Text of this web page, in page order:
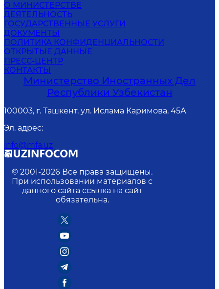
О МИНИСТЕРСТВЕ
ДЕЯТЕЛЬНОСТЬ
ГОСУДАРСТВЕННЫЕ УСЛУГИ
ДОКУМЕНТЫ
ПОЛИТИКА КОНФИДЕНЦИАЛЬНОСТИ
ОТКРЫТЫЕ ДАННЫЕ
ПРЕСС-ЦЕНТР
КОНТАКТЫ
Министерство Иностранных Дел
Республики Узбекистан
100003, г. Ташкент, ул. Ислама Каримова, 45А
Эл. адрес:
info@mfa.uz
© 2001-2026 Все права защищены.
При использовании материалов с
данного сайта ссылка на сайт
обязательна.